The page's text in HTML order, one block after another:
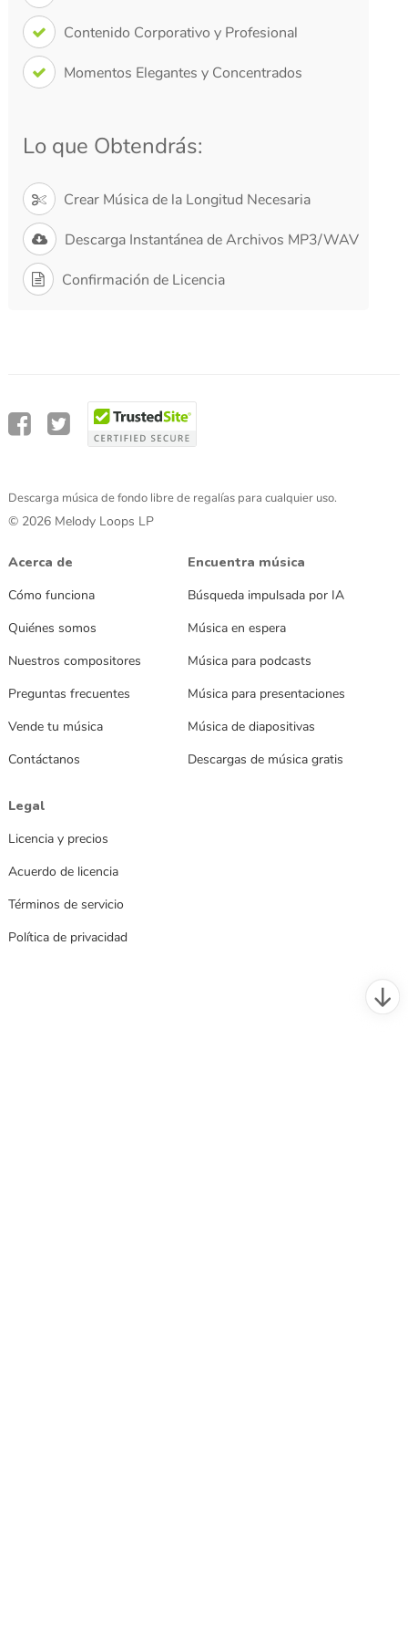
Contenido Corporativo y Profesional
Momentos Elegantes y Concentrados
Lo que Obtendrás:
Crear Música de la Longitud Necesaria
Descarga Instantánea de Archivos MP3/WAV
Confirmación de Licencia
Descarga música de fondo libre de regalías para cualquier uso.
© 2026 Melody Loops LP
Acerca de
Cómo funciona
Quiénes somos
Nuestros compositores
Preguntas frecuentes
Vende tu música
Contáctanos
Encuentra música
Búsqueda impulsada por IA
Música en espera
Música para podcasts
Música para presentaciones
Música de diapositivas
Descargas de música gratis
Legal
Licencia y precios
Acuerdo de licencia
Términos de servicio
Política de privacidad